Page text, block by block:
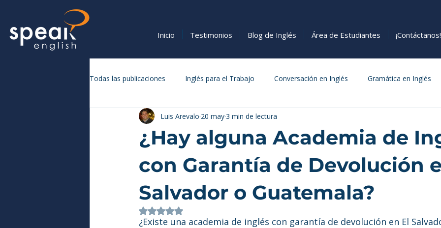
Inicio Testimonios Blog de Inglés Área de Estudiantes ¡Contáctanos!
Todas las publicaciones Inglés para el Trabajo Conversación en Inglés Gramática en Inglés
Vocabulario y Expresiones en Inglés Cómo Aprender Inglés
¿Hay alguna Academia de
con Garantía de Devolución
Salvador o Guatemala?
Luis Arevalo 20 may3 min de lectura
Obtuvo NaN de 5 estrellas.
¿Existe una academia de inglés con garantía de devolución en El